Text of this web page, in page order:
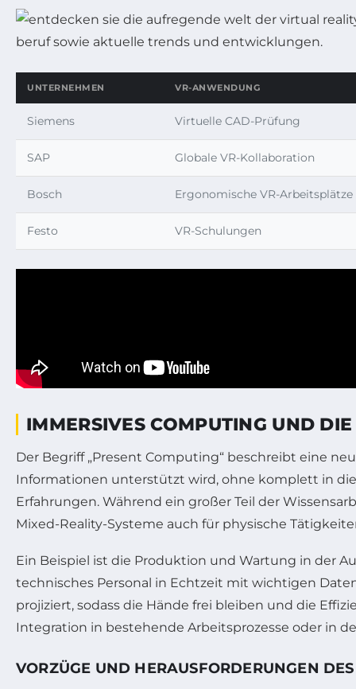
UNTERNEHMEN VR-ANWENDUNG
Siemens Virtuelle CAD-Prüfung
SAP Globale VR-Kollaboration
Bosch Ergonomische VR-Arbeitsplätze
Festo VR-Schulungen
IMMERSIVES COMPUTING UND
Der Begriff „Present Computing“ beschreibt eine
Informationen unterstützt wird, ohne komplett in
Erfahrungen. Während ein großer Teil der
Mixed-Reality-Systeme auch für physische
Ein Beispiel ist die Produktion und Wartung in der
technisches Personal in Echtzeit mit wichtigen
projiziert, sodass die Hände frei bleiben und die
Integration in bestehende Arbeitsprozesse oder in
VORZÜGE UND HERAUSFORDERUNGEN